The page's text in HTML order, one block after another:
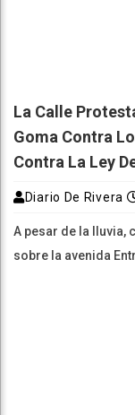
La Calle
Goma Contra
Contra La Ley
Diario De Rivera
A pesar de la lluvia,
sobre la avenida